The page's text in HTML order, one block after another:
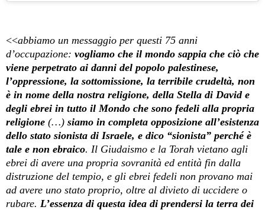
<<abbiamo un messaggio per questi 75 anni
d’occupazione: vogliamo che il mondo sappia che ciò che
viene perpetrato ai danni del popolo palestinese,
l’oppressione, la sottomissione, la terribile crudeltà, non
è in nome della nostra religione, della Stella di David e
degli ebrei in tutto il Mondo che sono fedeli alla propria
religione (…) siamo in completa opposizione all’esistenza
dello stato sionista di Israele, e dico “sionista” perché è
tale e non ebraico. Il Giudaismo e la Torah vietano agli
ebrei di avere una propria sovranità ed entità fin dalla
distruzione del tempio, e gli ebrei fedeli non provano mai
ad avere uno stato proprio, oltre al divieto di uccidere o
rubare. L’essenza di questa idea di prendersi la terra dei